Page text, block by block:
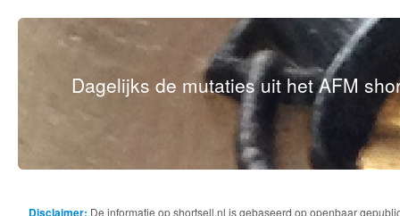
Dagelijks de mutaties uit het AFM
Disclaimer: De informatie op shortsell.nl is gebaseerd op openbaar